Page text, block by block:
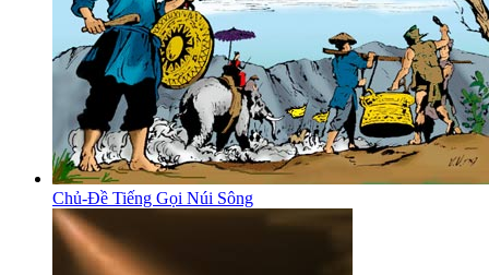
Chủ-Đề Tiếng Gọi Núi Sông